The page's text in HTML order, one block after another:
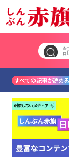
すべての記事が読める